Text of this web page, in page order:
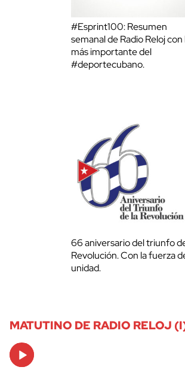
#Esprint100: Resumen
semanal de Radio Reloj con
más importante del
#deportecubano.
66 aniversario del triunfo
Revolución. Con la fuerza
unidad.
MATUTINO DE RADIO RELOJ
Audio
Player